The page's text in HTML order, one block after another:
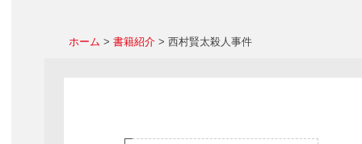
ホーム > 書籍紹介 > 西村賢太殺人事件